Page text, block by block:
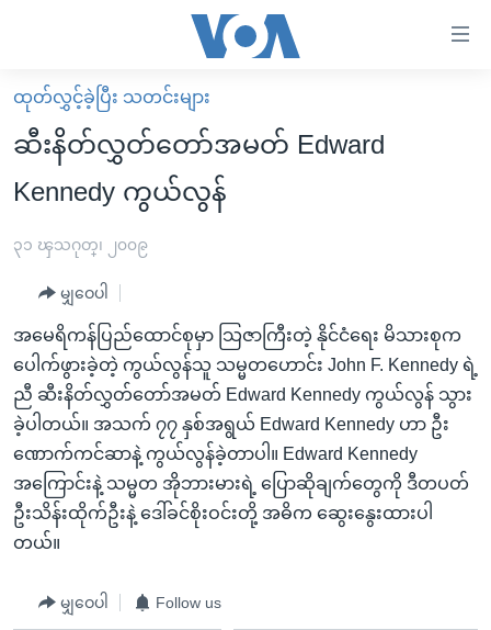
လွယ်ကူ
စေ
သည့်
များ
အကြောင်းအရာ
ကျော်
ကြည့်
ရန်
အ
ညွန်း
မူလစာမျက်နှာ
မြန်မာ
ကမ္ဘာ့သတင်းများ
အစ္စရေး-ပါလက်စတိုင်း
ရပ်ဝန်းတခု လမ်းတခု အလွန်
အင်္ဂလိပ်စာလေ့လာမယ်
အမေရိကန်သုံးအီဒီယံ
မကြေးမုံရဲ့ အင်္ဂလိပ်စာ
ရုပ်ရှင်ထဲက အင်္ဂလိပ်စာ
သုတပဒေသာ အင်္ဂလိပ်စာ
အပတ်စဉ်ကဏ္ဍများ
ရေဒီယို
တီဗွီ
ရေဒီယိုနှင့်ရုပ်သံ အချက်အလက်များ
ရေဒီယို/တီဗွီအစီအစဉ်
Learning English
ဗွီအိုအေ လူမှုကွန်ယက်များ
ထုတ်လွှင့်ခဲ့ပြီး သတင်းများ
ဆီးနိတ်လွှတ်တော်အမတ် Edward
Kennedy ကွယ်လွန်
၃၁ ၾသဂုတ္၊ ၂၀၀၉
မျှဝေပါ
အမေရိကန်ပြည်ထောင်စုမှာ သြဇာကြီးတဲ့ နိုင်ငံရေး မိသားစုက
ပေါက်ဖွားခဲ့တဲ့ ကွယ်လွန်သူ သမ္မတဟောင်း John F. Kennedy ရဲ့
ညီ ဆီးနိတ်လွှတ်တော်အမတ် Edward Kennedy ကွယ်လွန် သွား
ခဲ့ပါတယ်။ အသက် ၇၇ နှစ်အရွယ် Edward Kennedy ဟာ ဦး
ဏောက်ကင်ဆာနဲ့ ကွယ်လွန်ခဲ့တာပါ။ Edward Kennedy
အကြောင်းနဲ့ သမ္မတ အိုဘားမားရဲ့ ပြောဆိုချက်တွေကို ဒီတပတ်
ဦးသိန်းထိုက်ဦးနဲ့ ဒေါ်ခင်စိုးဝင်းတို့ အဓိက ဆွေးနွေးထားပါ
တယ်။
မျှဝေပါ Follow us